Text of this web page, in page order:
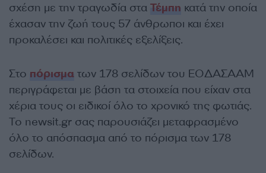
σχέση με την τραγωδία στα Τέμπη κατά την οποία
έχασαν την ζωή τους 57 άνθρωποι και έχει
προκαλέσει και πολιτικές εξελίξεις.
Στο πόρισμα των 178 σελίδων του ΕΟΔΑΣΑΑΜ
περιγράφεται με βάση τα στοιχεία που είχαν στα
χέρια τους οι ειδικοί όλο το χρονικό της φωτιάς.
Το newsit.gr σας παρουσιάζει μεταφρασμένο
όλο το απόσπασμα από το πόρισμα των 178
σελίδων.